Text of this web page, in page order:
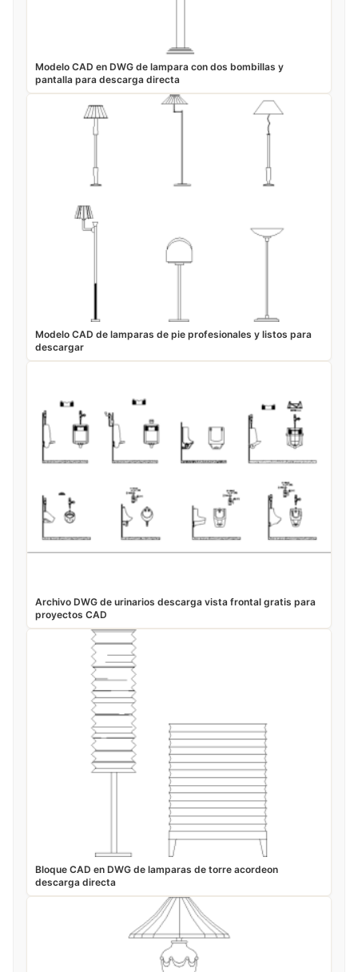
Modelo CAD en DWG de lampara con dos bombillas y
pantalla para descarga directa
Modelo CAD de lamparas de pie profesionales y listos para
descargar
Archivo DWG de urinarios descarga vista frontal gratis para
proyectos CAD
Bloque CAD en DWG de lamparas de torre acordeon
descarga directa